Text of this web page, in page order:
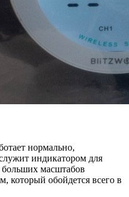
нормально,
индикатором для
масштабов
который обойдется всего в